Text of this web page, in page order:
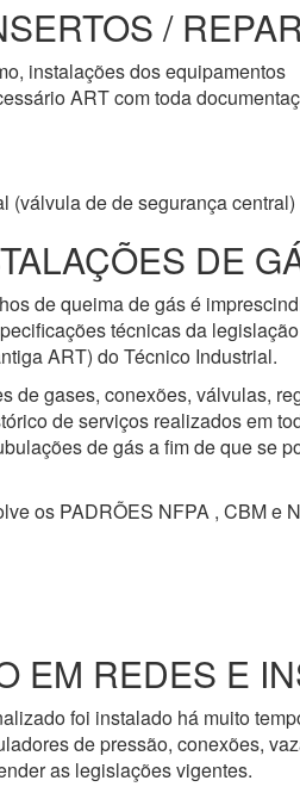
/
instalações dos equipamentos
ART com toda
(válvula de de segurança central)
DE
de queima de gás é
técnicas da
ART) do Técnico Industrial.
de gases, conexões, válvulas,
de serviços realizados em
de gás a fim de que se
os PADRÕES NFPA , CBM e
EM REDES E
foi instalado há muito
de pressão, conexões,
as legislações vigentes.